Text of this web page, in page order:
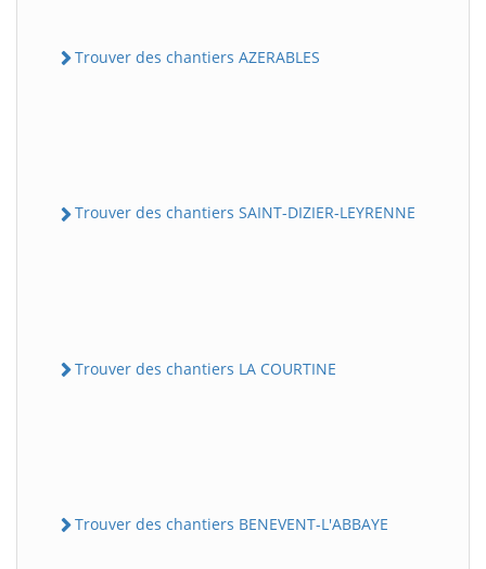
Trouver des chantiers AZERABLES
Trouver des chantiers SAINT-DIZIER-LEYRENNE
Trouver des chantiers LA COURTINE
Trouver des chantiers BENEVENT-L'ABBAYE